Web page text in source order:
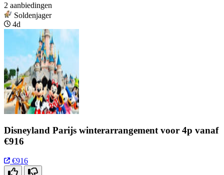
2 aanbiedingen
Soldenjager
4d
Disneyland Parijs winterarrangement voor 4p vanaf
€916
€916